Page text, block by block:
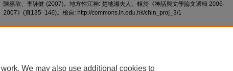
陳嘉欣、李詠健 (2007)。地方性江神: 楚地湘夫人。輯於《神話與文學論文選輯 2006-
2007》(頁135- 146)。檢自: http://commons.ln.edu.hk/chin_proj_3/1
We may also use additional cookies to